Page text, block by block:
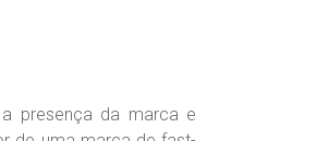
presença da marca e